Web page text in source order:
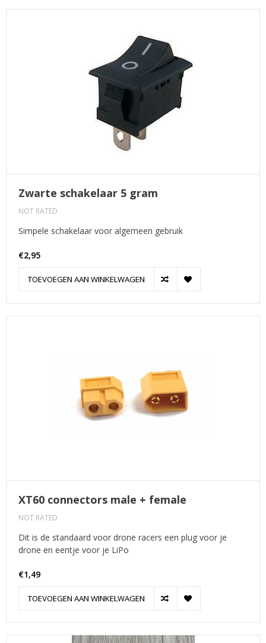
Zwarte schakelaar 5 gram
NOT RATED
Simpele schakelaar voor algemeen gebruik
€2,95
TOEVOEGEN AAN WINKELWAGEN
XT60 connectors male + female
NOT RATED
Dit is de standaard voor drone racers een plug voor je
drone en eentje voor je LiPo
€1,49
TOEVOEGEN AAN WINKELWAGEN